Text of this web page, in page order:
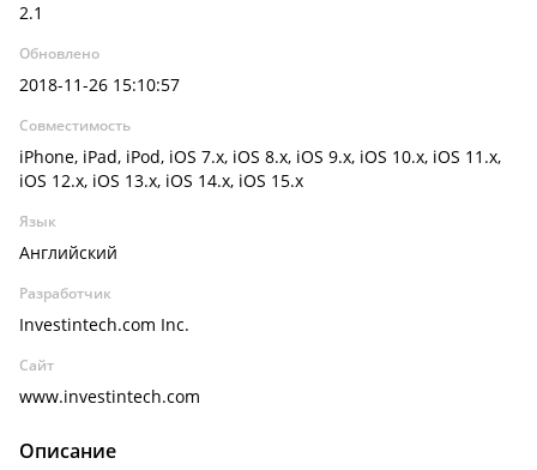
2.1
Обновлено
2018-11-26 15:10:57
Совместимость
iPhone, iPad, iPod, iOS 7.x, iOS 8.x, iOS 9.x, iOS 10.x, iOS 11.x,
iOS 12.x, iOS 13.x, iOS 14.x, iOS 15.x
Язык
Английский
Разработчик
Investintech.com Inc.
Сайт
www.investintech.com
Описание